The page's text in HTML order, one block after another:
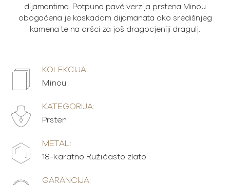
dijamantima. Potpuna pavé verzija prstena Minou
obogaćena je kaskadom dijamanata oko središnjeg
kamena te na dršci za još dragocjeniji dragulj.
KOLEKCIJA:
Minou
KATEGORIJA:
Prsten
METAL:
18-karatno Ružičasto zlato
GARANCIJA: